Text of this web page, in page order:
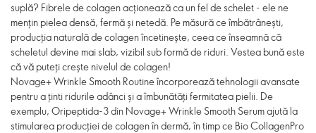
suplă? Fibrele de colagen acționează ca un fel de schelet - ele ne
mențin pielea densă, fermă și netedă. Pe măsură ce îmbătrânești,
producția naturală de colagen încetinește, ceea ce înseamnă că
scheletul devine mai slab, vizibil sub formă de riduri. Vestea bună este
că vă puteți crește nivelul de colagen!
Novage+ Wrinkle Smooth Routine încorporează tehnologii avansate
pentru a ținti ridurile adânci și a îmbunătăți fermitatea pielii. De
exemplu, Oripeptida-3 din Novage+ Wrinkle Smooth Serum ajută la
stimularea producției de colagen în dermă, în timp ce Bio CollagenPro